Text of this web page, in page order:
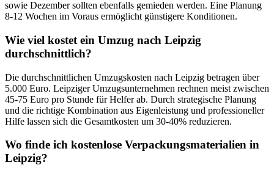
sowie Dezember sollten ebenfalls gemieden werden. Eine Planung
8-12 Wochen im Voraus ermöglicht günstigere Konditionen.
Wie viel kostet ein Umzug nach Leipzig
durchschnittlich?
Die durchschnittlichen Umzugskosten nach Leipzig betragen über
5.000 Euro. Leipziger Umzugsunternehmen rechnen meist zwischen
45-75 Euro pro Stunde für Helfer ab. Durch strategische Planung
und die richtige Kombination aus Eigenleistung und professioneller
Hilfe lassen sich die Gesamtkosten um 30-40% reduzieren.
Wo finde ich kostenlose Verpackungsmaterialien in
Leipzig?